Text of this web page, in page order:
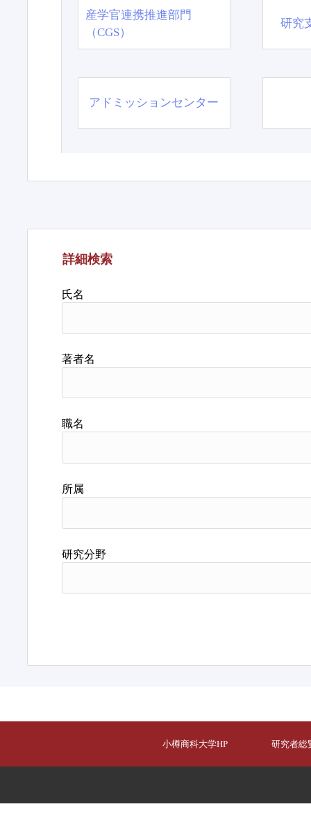
産学官連携推進部門
（CGS）
研究
アドミッションセンター
詳細検索
氏名
著者名
職名
所属
研究分野
小樽商科大学HP 研究者総